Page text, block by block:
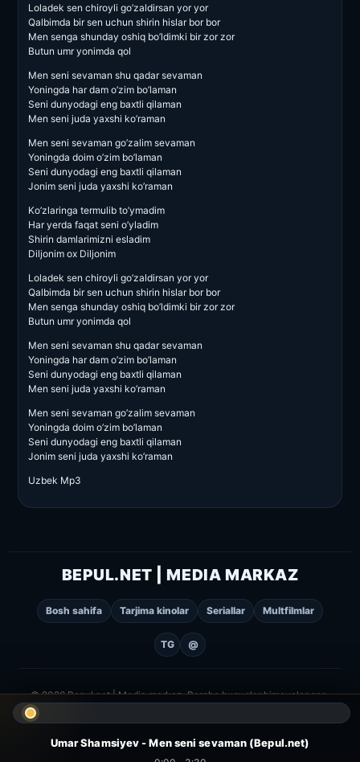
Loladek sen chiroyli go’zaldirsan yor yor
Qalbimda bir sen uchun shirin hislar bor bor
Men senga shunday oshiq bo’ldimki bir zor zor
Butun umr yonimda qol
Men seni sevaman shu qadar sevaman
Yoningda har dam o’zim bo’laman
Seni dunyodagi eng baxtli qilaman
Men seni juda yaxshi ko’raman
Men seni sevaman go’zalim sevaman
Yoningda doim o’zim bo’laman
Seni dunyodagi eng baxtli qilaman
Jonim seni juda yaxshi ko’raman
Ko’zlaringa termulib to’ymadim
Har yerda faqat seni o’yladim
Shirin damlarimizni esladim
Diljonim ox Diljonim
Loladek sen chiroyli go’zaldirsan yor yor
Qalbimda bir sen uchun shirin hislar bor bor
Men senga shunday oshiq bo’ldimki bir zor zor
Butun umr yonimda qol
Men seni sevaman shu qadar sevaman
Yoningda har dam o’zim bo’laman
Seni dunyodagi eng baxtli qilaman
Men seni juda yaxshi ko’raman
Men seni sevaman go’zalim sevaman
Yoningda doim o’zim bo’laman
Seni dunyodagi eng baxtli qilaman
Jonim seni juda yaxshi ko’raman
Uzbek Mp3
BEPUL.NET | MEDIA MARKAZ
Bosh sahifa Tarjima kinolar Seriallar Multfilmlar
TG @
© 2026 Bepul.net | Media markaz. Barcha huquqlar himoyalangan.
Umar Shamsiyev - Men seni sevaman (Bepul.net)